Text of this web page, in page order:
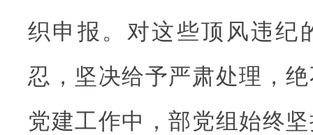
织申报。对这些顶风违纪
忍，坚决给予严肃处理，
党建工作中，部党组始终